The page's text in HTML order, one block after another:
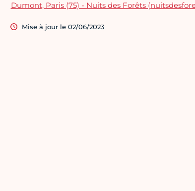
Dumont, Paris (75) - Nuits des Forêts
Mise à jour le 02/06/2023